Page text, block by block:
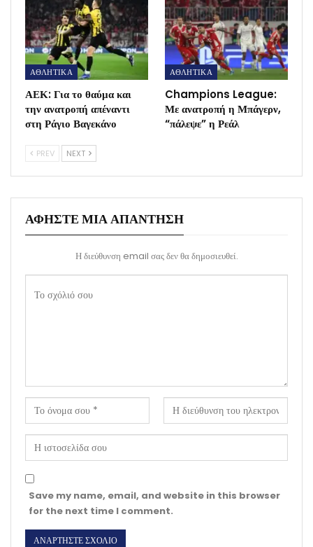
ΑΘΛΗΤΙΚΑ
ΑΕΚ: Για το θαύμα και
την ανατροπή απέναντι
στη Ράγιο Βαγεκάνο
ΑΘΛΗΤΙΚΑ
Champions League:
Με ανατροπή η Μπάγερν,
“πάλεψε” η Ρεάλ
PREV NEXT
ΑΦΉΣΤΕ ΜΙΑ ΑΠΆΝΤΗΣΗ
Η διεύθυνση email σας δεν θα δημοσιευθεί.
Save my name, email, and website in this browser
for the next time I comment.